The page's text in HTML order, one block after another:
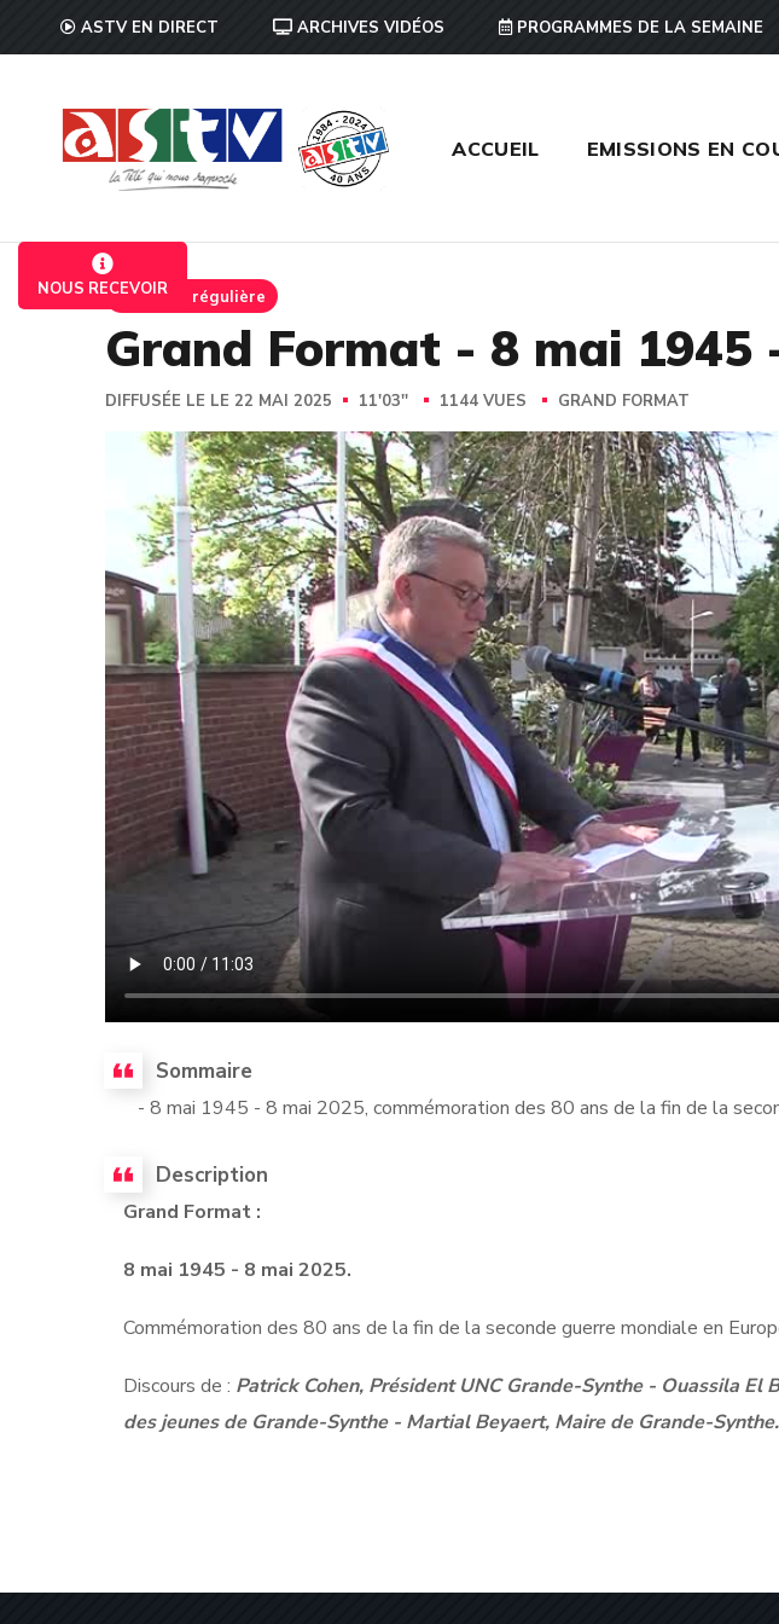
ASTV EN DIRECT ARCHIVES VIDÉOS PROGRAMMES DE LA SEMAINE
ACCUEIL EMISSIONS EN
NOUS RECEVOIREmission régulière
Grand Format - 8 mai 1945
DIFFUSÉE LE LE 22 MAI 2025 11'03'' 1144 VUES GRAND FORMAT
Sommaire
- 8 mai 1945 - 8 mai 2025, commémoration des 80 ans de la fin de la
Description
Grand Format :
8 mai 1945 - 8 mai 2025.
Commémoration des 80 ans de la fin de la seconde guerre mondiale en
Discours de : Patrick Cohen, Président UNC Grande-Synthe - Ouassila El
des jeunes de Grande-Synthe - Martial Beyaert, Maire de Grande-Synthe.